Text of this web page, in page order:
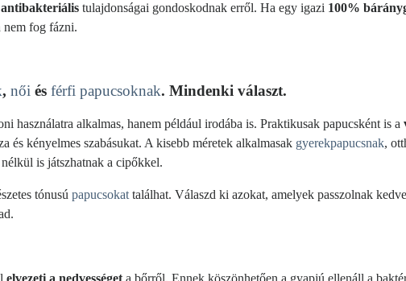
tulajdonságai gondoskodnak erről. Ha egy igazi 100%
nem fog fázni.
, női és férfi papucsoknak. Mindenki választ.
használatra alkalmas, hanem például irodába is. Praktikusak papucsként is a
és kényelmes szabásukat. A kisebb méretek alkalmasak gyerekpapucsnak,
is játszhatnak a cipőkkel.
tónusú papucsokat találhat. Válaszd ki azokat, amelyek passzolnak
elvezeti a nedvességet a bőrről. Ennek köszönhetően a gyapjú ellenáll a